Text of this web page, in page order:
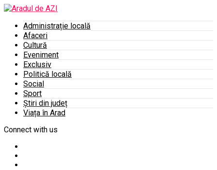
Administrație locală
Afaceri
Cultură
Eveniment
Exclusiv
Politică locală
Social
Sport
Știri din județ
Viața în Arad
Connect with us